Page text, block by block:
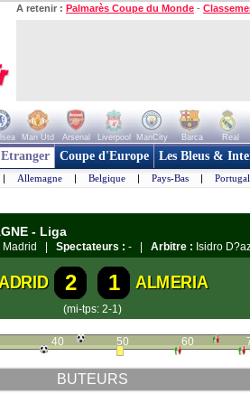
A retenir : Palmarès Coupe du Monde -
Man Utd Arsenal Liverpool ManCity Barca Real
Etranger Coupe d'Europe Les Bleus &
| Allemagne | Belgique | Pays-Bas | Portugal
- Liga
Madrid | Spectateurs : - | Arbitre : Isidro
2 1 ALMERIA
(mi-tps: 2-1)
40 50 60
BUTEURS